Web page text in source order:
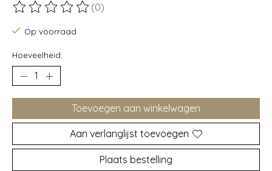
De beoordeling van dit product is
(0)
Op voorraad
Hoeveelheid:
Toevoegen aan winkelwagen
Aan verlanglijst toevoegen
Plaats bestelling